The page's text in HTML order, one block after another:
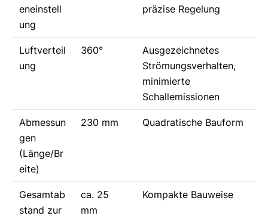
eneinstell
ung
präzise Regelung
Luftverteil
ung
360°
Ausgezeichnetes
Strömungsverhalten,
minimierte
Schallemissionen
Abmessun
gen
(Länge/Br
eite)
230 mm Quadratische Bauform
Gesamtab
stand zur
ca. 25
mm
Kompakte Bauweise